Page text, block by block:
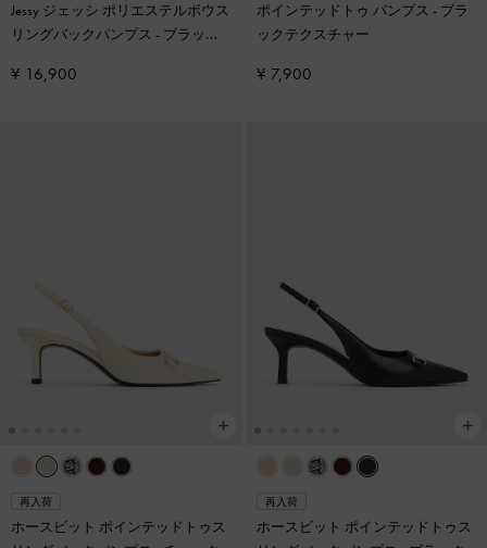
Jessy ジェッシ ポリエステルボウス
リングバックパンプス - ブラック
¥ 16,900
ポインテッドトゥ パンプス - ブラ
ックテクスチャー
¥ 7,900
再入荷
ホースビット ポインテッドトゥス
再入荷
ホースビット ポインテッドトゥス